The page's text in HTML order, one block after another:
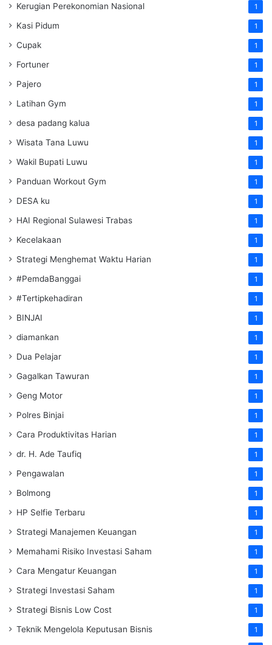
Kerugian Perekonomian Nasional 1
Kasi Pidum 1
Cupak 1
Fortuner 1
Pajero 1
Latihan Gym 1
desa padang kalua 1
Wisata Tana Luwu 1
Wakil Bupati Luwu 1
Panduan Workout Gym 1
DESA ku 1
HAI Regional Sulawesi Trabas 1
Kecelakaan 1
Strategi Menghemat Waktu Harian 1
#PemdaBanggai 1
#Tertipkehadiran 1
BINJAI 1
diamankan 1
Dua Pelajar 1
Gagalkan Tawuran 1
Geng Motor 1
Polres Binjai 1
Cara Produktivitas Harian 1
dr. H. Ade Taufiq 1
Pengawalan 1
Bolmong 1
HP Selfie Terbaru 1
Strategi Manajemen Keuangan 1
Memahami Risiko Investasi Saham 1
Cara Mengatur Keuangan 1
Strategi Investasi Saham 1
Strategi Bisnis Low Cost 1
Teknik Mengelola Keputusan Bisnis 1